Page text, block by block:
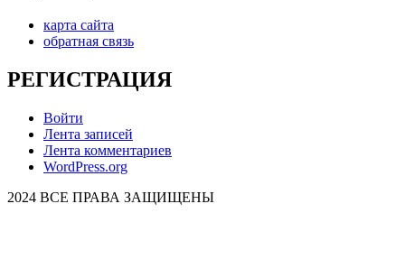
карта сайта
обратная связь
РЕГИСТРАЦИЯ
Войти
Лента записей
Лента комментариев
WordPress.org
2024 ВСЕ ПРАВА ЗАЩИЩЕНЫ